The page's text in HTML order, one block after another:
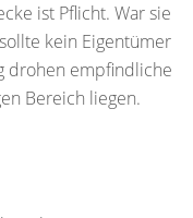
ist Pflicht. War sie
kein Eigentümer
drohen empfindliche
Bereich liegen.